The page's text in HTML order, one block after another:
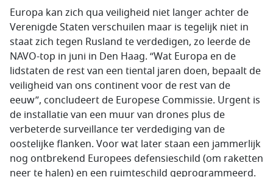
Europa kan zich qua veiligheid niet langer achter de
Verenigde Staten verschuilen maar is tegelijk niet in
staat zich tegen Rusland te verdedigen, zo leerde de
NAVO-top in juni in Den Haag. “Wat Europa en de
lidstaten de rest van een tiental jaren doen, bepaalt de
veiligheid van ons continent voor de rest van de
eeuw”, concludeert de Europese Commissie. Urgent is
de installatie van een muur van drones plus de
verbeterde surveillance ter verdediging van de
oostelijke flanken. Voor wat later staan een jammerlijk
nog ontbrekend Europees defensieschild (om raketten
neer te halen) en een ruimteschild geprogrammeerd.